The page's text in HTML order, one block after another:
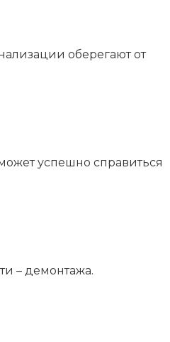
оберегают от
успешно справиться
– демонтажа.